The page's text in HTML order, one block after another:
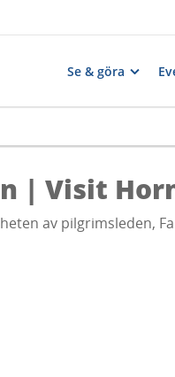
Se & göra
| Visit
av pilgrimsleden,